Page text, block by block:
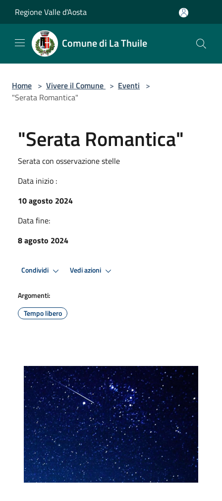
Regione Valle d'Aosta
Comune di La Thuile
Home > Vivere il Comune > Eventi >
"Serata Romantica"
"Serata Romantica"
Serata con osservazione stelle
Data inizio :
10 agosto 2024
Data fine:
8 agosto 2024
Condividi Vedi azioni
Argomenti:
Tempo libero